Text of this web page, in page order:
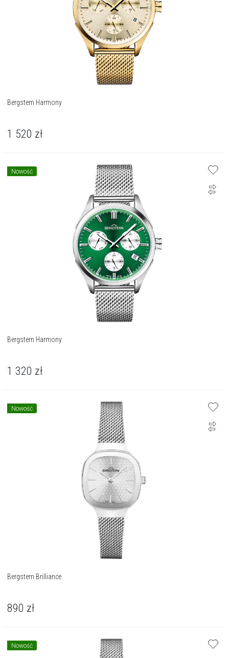
Bergstern Harmony
1 520 zł
Nowość
Bergstern Harmony
1 320 zł
Nowość
Bergstern Brilliance
890 zł
Nowość